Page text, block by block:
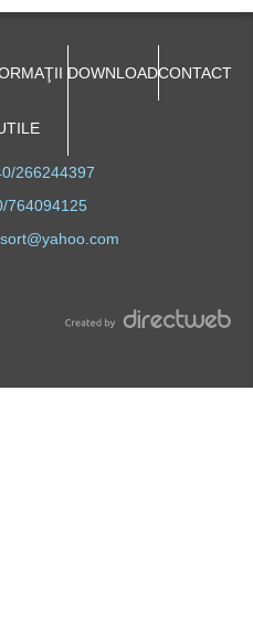
DOWNLOADCONTACT
266244397
764094125